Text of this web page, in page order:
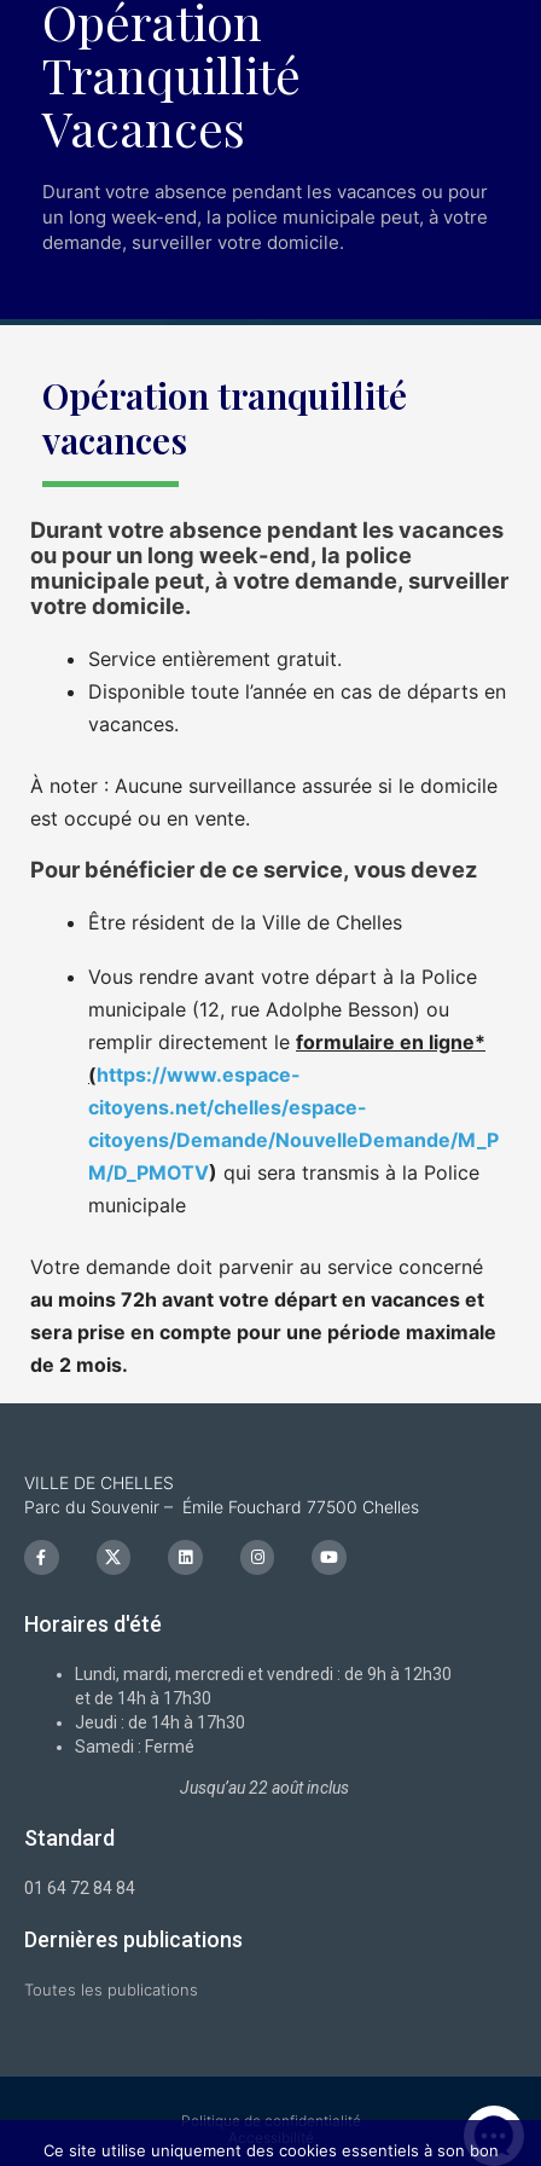
Opération
Tranquillité
Vacances​
Durant votre absence pendant les vacances ou pour
un long week-end, la police municipale peut, à votre
demande, surveiller votre domicile.
Opération tranquillité
vacances
Durant votre absence pendant les vacances
ou pour un long week-end, la police
municipale peut, à votre demande, surveiller
votre domicile.
Service entièrement gratuit.
Disponible toute l’année en cas de départs en
vacances.
À noter : Aucune surveillance assurée si le domicile
est occupé ou en vente.
Pour bénéficier de ce service, vous devez
Être résident de la Ville de Chelles
Vous rendre avant votre départ à la Police
municipale (12, rue Adolphe Besson) ou
remplir directement le formulaire en ligne*
(https://www.espace-
citoyens.net/chelles/espace-
citoyens/Demande/NouvelleDemande/M_P
M/D_PMOTV) qui sera transmis à la Police
municipale
Votre demande doit parvenir au service concerné
au moins 72h avant votre départ en vacances et
sera prise en compte pour une période maximale
de 2 mois.
VILLE DE CHELLES
Parc du Souvenir – Émile Fouchard 77500 Chelles
F
a
c
o
I
c
o
x
L
i
n
I
n
s
m
Y
o
u
Horaires d'été
Lundi, mardi, mercredi et vendredi : de 9h à 12h30
et de 14h à 17h30
Jeudi : de 14h à 17h30
Samedi : Fermé
Jusqu’au 22 août inclus
Standard
01 64 72 84 84
Dernières publications
Toutes les publications
Politique de confidentialité
Ce site utilise uniquement des cookies essentiels à son bon